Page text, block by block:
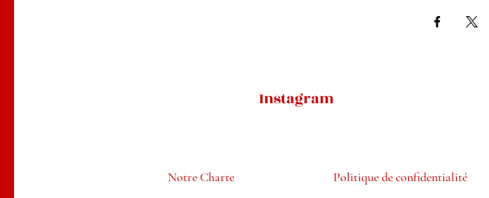
Instagram
Notre Charte Politique de confidentialité